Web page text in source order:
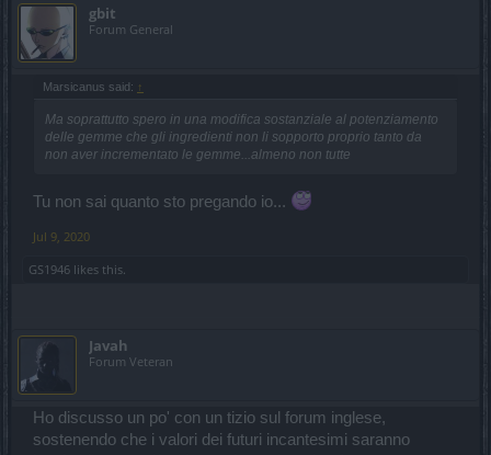
gbit
Forum General
Marsicanus said: ↑
Ma soprattutto spero in una modifica sostanziale al potenziamento
delle gemme che gli ingredienti non li sopporto proprio tanto da
non aver incrementato le gemme...almeno non tutte
Tu non sai quanto sto pregando io...
Jul 9, 2020
GS1946 likes this.
Javah
Forum Veteran
Ho discusso un po' con un tizio sul forum inglese,
sostenendo che i valori dei futuri incantesimi saranno